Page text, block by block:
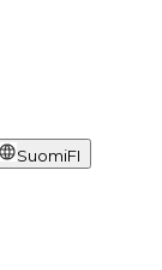
SuomiFI